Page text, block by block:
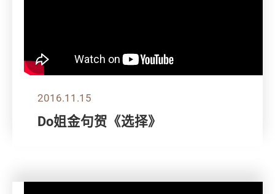
2016.11.15
Do姐金句贺《选择》